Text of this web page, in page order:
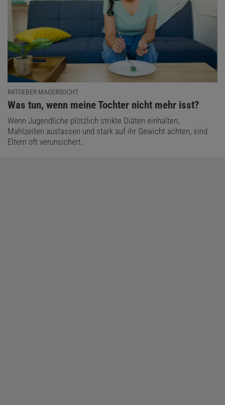
RATGEBER MAGERSUCHT
:
Was tun, wenn meine Tochter nicht mehr isst?
Wenn Jugendliche plötzlich strikte Diäten einhalten,
Mahlzeiten auslassen und stark auf ihr Gewicht achten, sind
Eltern oft verunsichert.